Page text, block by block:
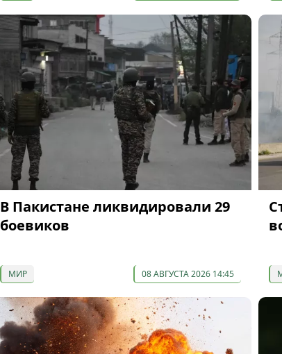
В Пакистане ликвидировали 29
боевиков
МИР 08 АВГУСТА 2026 14:45